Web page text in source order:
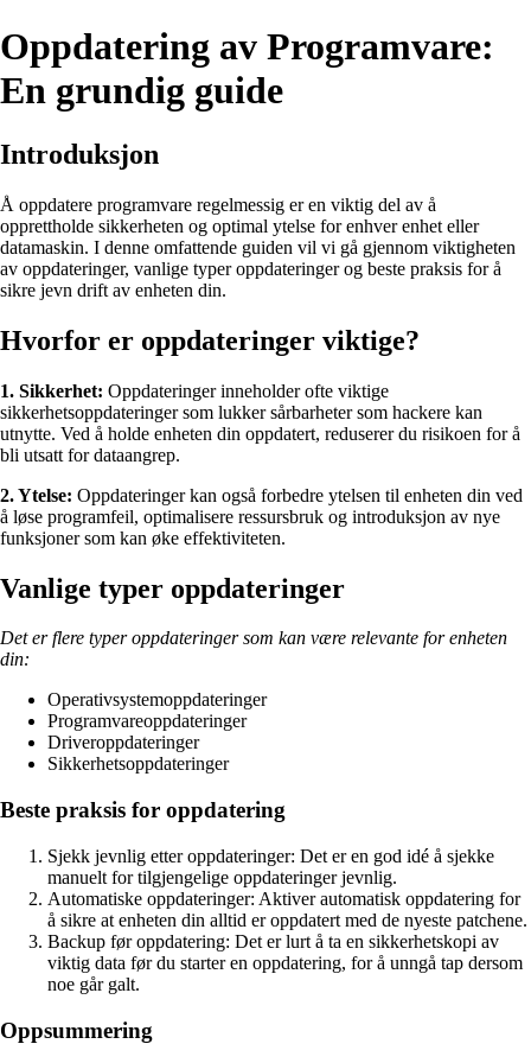
Oppdatering av Programvare:
En grundig guide
Introduksjon
Å oppdatere programvare regelmessig er en viktig del av å
opprettholde sikkerheten og optimal ytelse for enhver enhet eller
datamaskin. I denne omfattende guiden vil vi gå gjennom viktigheten
av oppdateringer, vanlige typer oppdateringer og beste praksis for å
sikre jevn drift av enheten din.
Hvorfor er oppdateringer viktige?
1. Sikkerhet: Oppdateringer inneholder ofte viktige
sikkerhetsoppdateringer som lukker sårbarheter som hackere kan
utnytte. Ved å holde enheten din oppdatert, reduserer du risikoen for å
bli utsatt for dataangrep.
2. Ytelse: Oppdateringer kan også forbedre ytelsen til enheten din ved
å løse programfeil, optimalisere ressursbruk og introduksjon av nye
funksjoner som kan øke effektiviteten.
Vanlige typer oppdateringer
Det er flere typer oppdateringer som kan være relevante for enheten
din:
Operativsystemoppdateringer
Programvareoppdateringer
Driveroppdateringer
Sikkerhetsoppdateringer
Beste praksis for oppdatering
Sjekk jevnlig etter oppdateringer: Det er en god idé å sjekke
manuelt for tilgjengelige oppdateringer jevnlig.
Automatiske oppdateringer: Aktiver automatisk oppdatering for
å sikre at enheten din alltid er oppdatert med de nyeste patchene.
Backup før oppdatering: Det er lurt å ta en sikkerhetskopi av
viktig data før du starter en oppdatering, for å unngå tap dersom
noe går galt.
Oppsummering